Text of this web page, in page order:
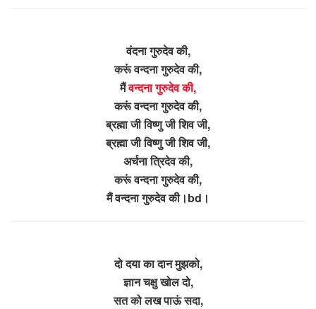
वंदना गुरुदेव की,
करूं वन्दना गुरुदेव की,
मैंवन्दना गुरुदेव की,
करूं वन्दना गुरुदेव की,
ब्रह्मा जी विष्णु जी शिव जी,
ब्रह्मा जी विष्णु जी शिव जी,
अर्चना त्रिदेव की,
करूं वन्दना गुरुदेव की,
मैं वन्दना गुरुदेव की।bd।
दो दया का दान मुझको,
ज्ञान चक्षु खोल दो,
सत को लख पाऊं सदा,